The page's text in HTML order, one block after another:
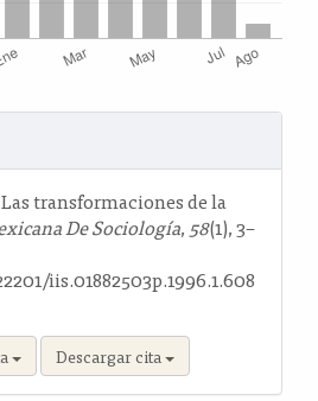
transformaciones de la
De Sociología,58(1), 3–
iis.01882503p.1996.1.608
Descargar cita